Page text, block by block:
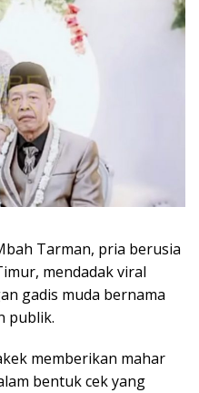
Tarman, pria berusia
mendadak viral
gadis muda bernama
publik.
memberikan mahar
bentuk cek yang